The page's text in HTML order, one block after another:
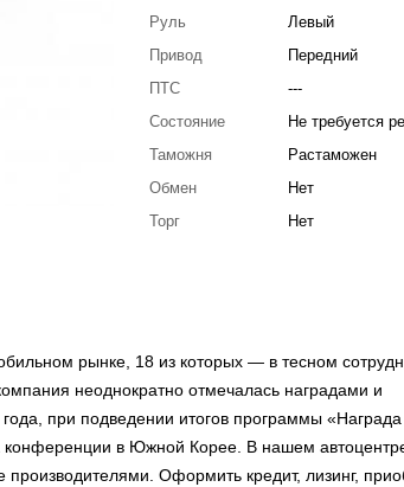
Руль
Левый
Привод
Передний
ПТС
---
Состояние
Не требуется
Таможня
Растаможен
Обмен
Нет
Торг
Нет
рынке, 18 из которых — в тесном
неоднократно отмечалась наградами и
при подведении итогов программы «Награда
в Южной Корее. В нашем
Оформить кредит, лизинг,